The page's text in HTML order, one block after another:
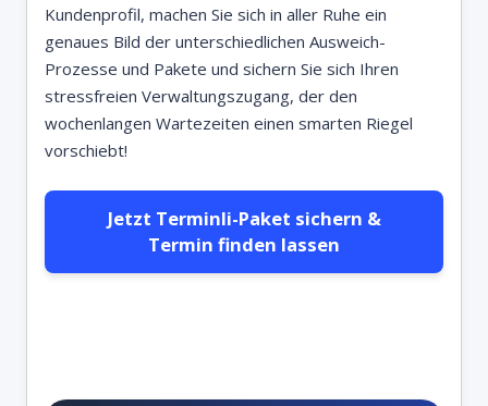
Kundenprofil, machen Sie sich in aller Ruhe ein
genaues Bild der unterschiedlichen Ausweich-
Prozesse und Pakete und sichern Sie sich Ihren
stressfreien Verwaltungszugang, der den
wochenlangen Wartezeiten einen smarten Riegel
vorschiebt!
Jetzt Terminli-Paket sichern &
Termin finden lassen